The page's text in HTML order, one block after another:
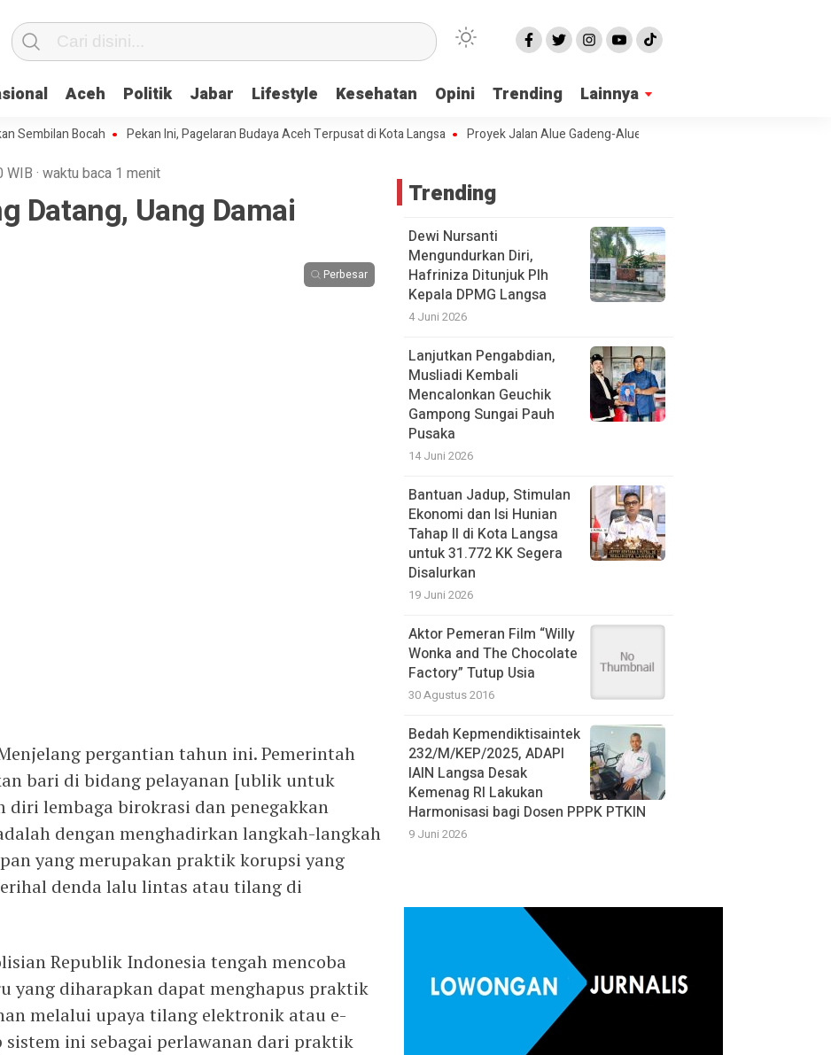
Aceh Politik Jabar Lifestyle Kesehatan Opini Trending Lainnya
Bocah Pekan Ini, Pagelaran Budaya Aceh Terpusat di Kota Langsa Proyek Jalan Alue Gadeng-Alue Punti di Kecamatan Birem Bayeun
WIB · waktu baca 1 menit
Datang, Uang Damai
Perbesar
pergantian tahun ini. Pemerintah
bari di bidang pelayanan [ublik untuk
diri lembaga birokrasi dan penegakkan
dengan menghadirkan langkah-langkah
yang merupakan praktik korupsi yang
denda lalu lintas atau tilang di
Republik Indonesia tengah mencoba
yang diharapkan dapat menghapus praktik
melalui upaya tilang elektronik atau e-
sistem ini sebagai perlawanan dari praktik
Trending
Dewi Nursanti
Mengundurkan Diri,
Hafriniza Ditunjuk Plh
Kepala DPMG Langsa
4 Juni 2026
Lanjutkan Pengabdian,
Musliadi Kembali
Mencalonkan Geuchik
Gampong Sungai Pauh
Pusaka
14 Juni 2026
Bantuan Jadup, Stimulan
Ekonomi dan Isi Hunian
Tahap II di Kota Langsa
untuk 31.772 KK Segera
Disalurkan
19 Juni 2026
Aktor Pemeran Film “Willy
Wonka and The Chocolate
Factory” Tutup Usia
30 Agustus 2016
Bedah Kepmendiktisaintek
232/M/KEP/2025, ADAPI
IAIN Langsa Desak
Kemenag RI Lakukan
Harmonisasi bagi Dosen PPPK PTKIN
9 Juni 2026